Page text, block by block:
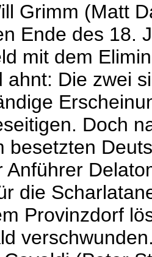
Grimm (Matt
Ende des 18.
mit dem
ahnt: Die zwei
Doch
besetzten
Anführer
die
Provinzdorf